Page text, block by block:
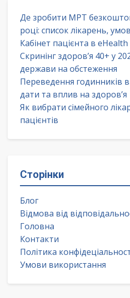
Де зробити МРТ
році: список лікарень,
Кабінет пацієнта в
Скринінг здоров’я 40+ у
держави на обстеження
Переведення годинників в
дати та вплив на здоров’я
Як вибрати сімейного
пацієнтів
Сторінки
Блог
Відмова від
Головна
Контакти
Політика
Умови використання